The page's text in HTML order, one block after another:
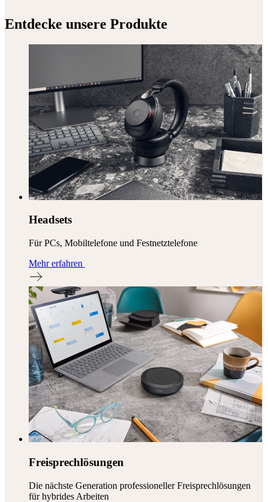
Entdecke unsere Produkte
Headsets
Für PCs, Mobiltelefone und Festnetztelefone
Mehr erfahren
Freisprechlösungen
Die nächste Generation professioneller Freisprechlösungen
für hybrides Arbeiten